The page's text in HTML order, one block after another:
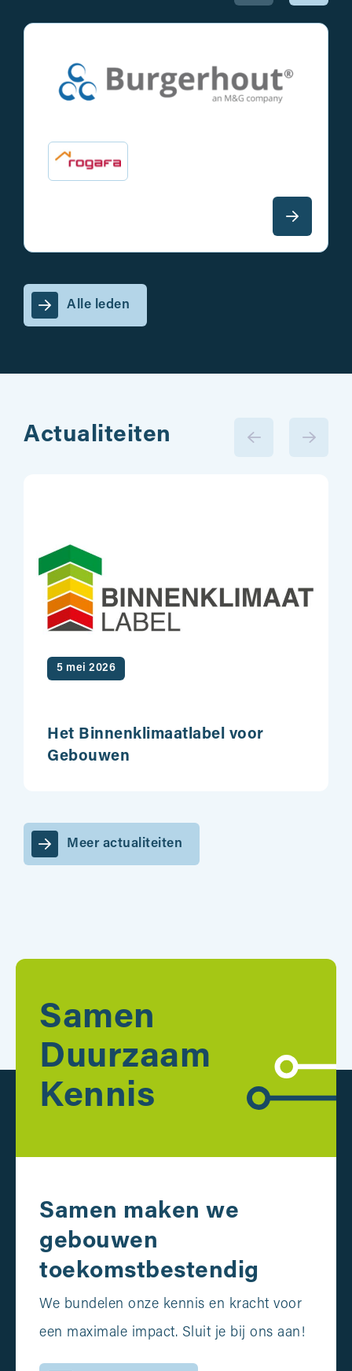
Alle leden
Actualiteiten
5 mei 2026
Het Binnenklimaatlabel voor
Gebouwen
Meer actualiteiten
Samen
Duurzaam
Kennis
Samen maken we
gebouwen
toekomstbestendig
We bundelen onze kennis en kracht voor
een maximale impact. Sluit je bij ons aan!